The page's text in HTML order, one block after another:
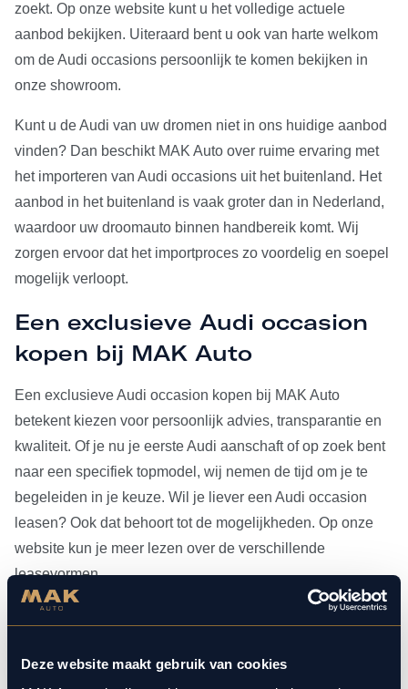
Deze website maakt gebruik van cookies
zoekt. Op onze website kunt u het volledige actuele
aanbod bekijken. Uiteraard bent u ook van harte welkom
om de Audi occasions persoonlijk te komen bekijken in
onze showroom.
Kunt u de Audi van uw dromen niet in ons huidige aanbod
vinden? Dan beschikt MAK Auto over ruime ervaring met
het importeren van Audi occasions uit het buitenland. Het
aanbod in het buitenland is vaak groter dan in Nederland,
waardoor uw droomauto binnen handbereik komt. Wij
zorgen ervoor dat het importproces zo voordelig en soepel
mogelijk verloopt.
Een exclusieve Audi occasion
kopen bij MAK Auto
Een exclusieve Audi occasion kopen bij MAK Auto
betekent kiezen voor persoonlijk advies, transparantie en
kwaliteit. Of je nu je eerste Audi aanschaft of op zoek bent
naar een specifiek topmodel, wij nemen de tijd om je te
begeleiden in je keuze. Wil je liever een Audi occasion
leasen? Ook dat behoort tot de mogelijkheden. Op onze
website kun je meer lezen over de verschillende
leasevormen.
Heb je je Audi occasion eenmaal gevonden, dan kun je
aangesloten bij Bosch Car Service, beschikken onze